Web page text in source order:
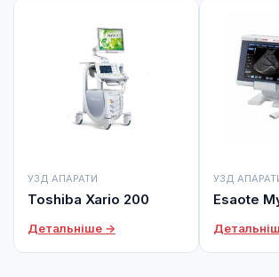
УЗД АПАРАТИ
Toshiba Xario 200
Детальніше →
УЗД
Esaote